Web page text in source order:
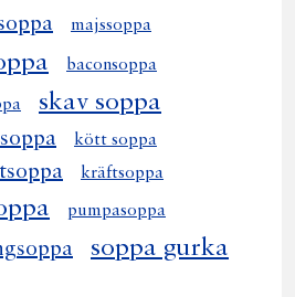
majssoppa
baconsoppa
skav soppa
kött soppa
kräftsoppa
pumpasoppa
soppa gurka